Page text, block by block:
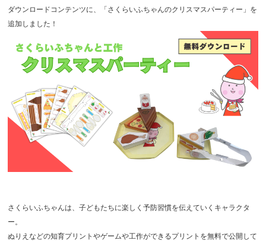
ダウンロードコンテンツに、「さくらいふちゃんのクリスマスパーティー」を
追加しました！
さくらいふちゃんは、子どもたちに楽しく予防習慣を伝えていくキャラクタ
ー。
ぬりえなどの知育プリントやゲームや工作ができるプリントを無料で公開して